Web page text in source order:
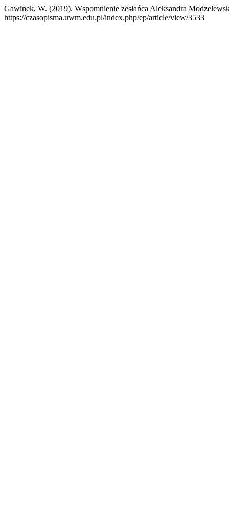
Gawinek, W. (2019). Wspomnienie zesłańca Aleksandra
https://czasopisma.uwm.edu.pl/index.php/ep/article/view/3533